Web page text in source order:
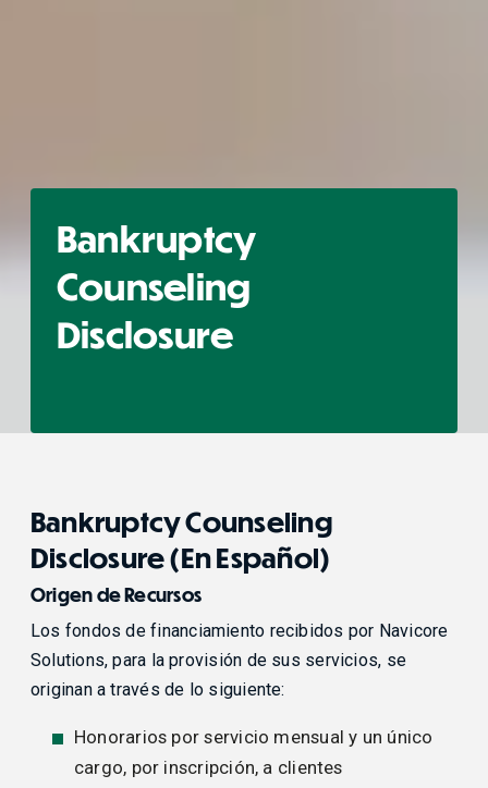
Bankruptcy
Counseling
Disclosure
Bankruptcy Counseling
Disclosure (En Español)
Origen de Recursos
Los fondos de financiamiento recibidos por Navicore
Solutions, para la provisión de sus servicios, se
originan a través de lo siguiente:
Honorarios por servicio mensual y un único
cargo, por inscripción, a clientes